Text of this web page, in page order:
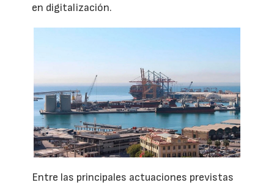
en digitalización.
Entre las principales actuaciones previstas